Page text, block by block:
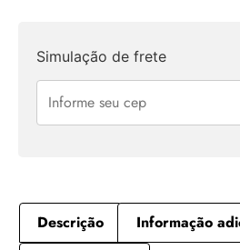
Simulação de frete
Descrição
Informação